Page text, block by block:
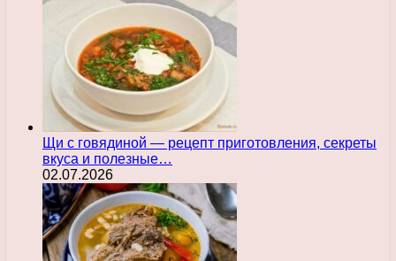
Щи с говядиной — рецепт приготовления, секреты
вкуса и полезные…
02.07.2026